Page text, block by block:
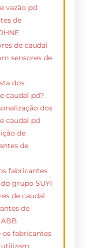
vazão pd
de
de caudal
sensores de
dos
caudal pd?
dos
caudal pd
de
de
fabricantes
grupo SUYI
de caudal
de
os fabricantes
utilizam